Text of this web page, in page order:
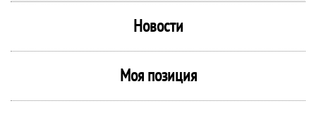
Новости
Моя позиция